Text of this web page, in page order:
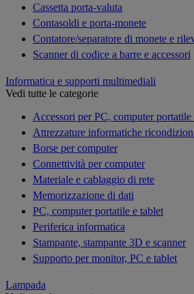
Cassetta porta-valuta
Contasoldi e porta-monete
Contatore/separatore di monete e
Scanner di codice a barre e accessori
Informatica e supporti multimediali
Vedi tutte le categorie
Accessori per PC, computer portatile
Attrezzature informatiche
Borse per computer
Connettività per computer
Materiale e cablaggio di rete
Memorizzazione di dati
PC, computer portatile e tablet
Periferica informatica
Stampante, stampante 3D e scanner
Supporto per monitor, PC e tablet
Lampada